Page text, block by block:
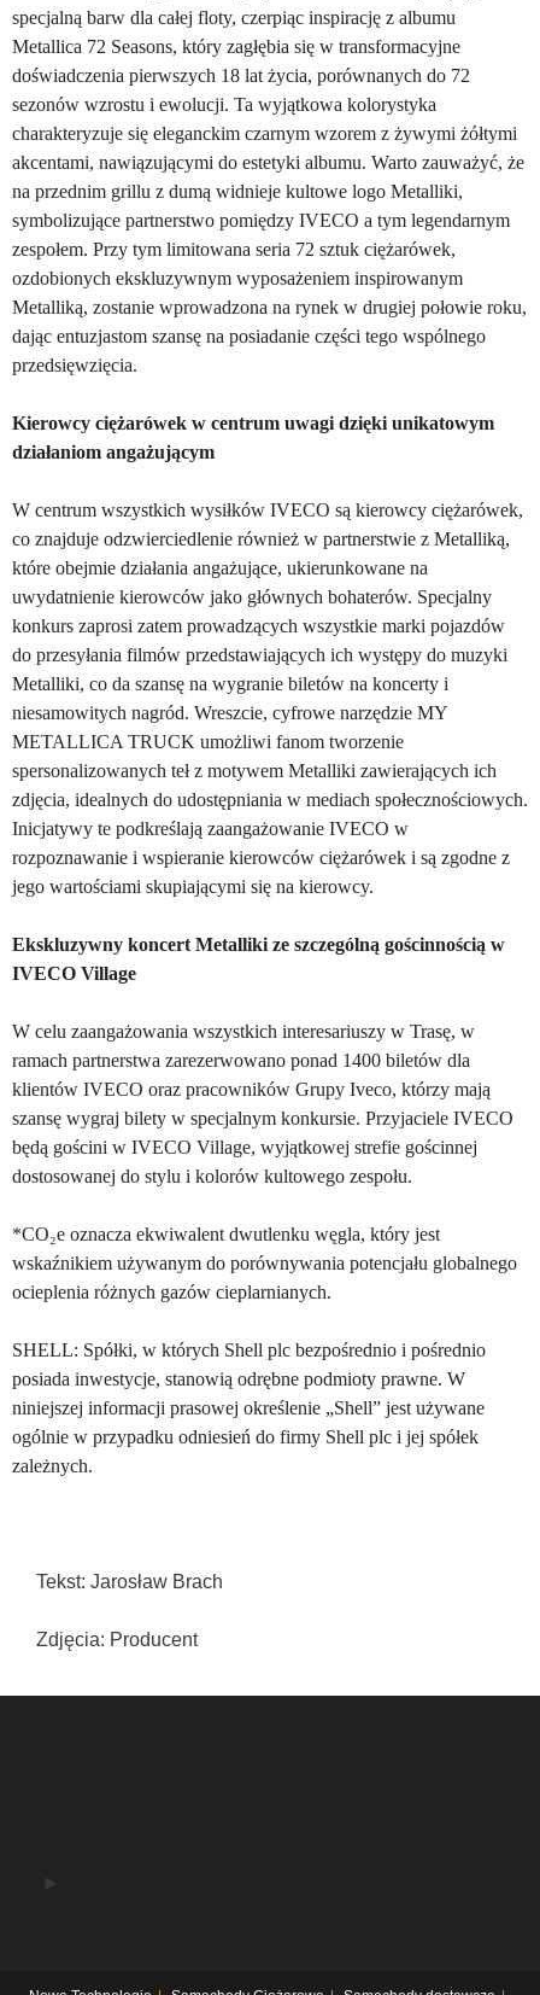
specjalną barw dla całej floty, czerpiąc inspirację z albumu
Metallica 72 Seasons, który zagłębia się w transformacyjne
doświadczenia pierwszych 18 lat życia, porównanych do 72
sezonów wzrostu i ewolucji. Ta wyjątkowa kolorystyka
charakteryzuje się eleganckim czarnym wzorem z żywymi żółtymi
akcentami, nawiązującymi do estetyki albumu. Warto zauważyć, że
na przednim grillu z dumą widnieje kultowe logo Metalliki,
symbolizujące partnerstwo pomiędzy IVECO a tym legendarnym
zespołem. Przy tym limitowana seria 72 sztuk ciężarówek,
ozdobionych ekskluzywnym wyposażeniem inspirowanym
Metalliką, zostanie wprowadzona na rynek w drugiej połowie roku,
dając entuzjastom szansę na posiadanie części tego wspólnego
przedsięwzięcia.
Kierowcy ciężarówek w centrum uwagi dzięki unikatowym
działaniom angażującym
W centrum wszystkich wysiłków IVECO są kierowcy ciężarówek,
co znajduje odzwierciedlenie również w partnerstwie z Metalliką,
które obejmie działania angażujące, ukierunkowane na
uwydatnienie kierowców jako głównych bohaterów. Specjalny
konkurs zaprosi zatem prowadzących wszystkie marki pojazdów
do przesyłania filmów przedstawiających ich występy do muzyki
Metalliki, co da szansę na wygranie biletów na koncerty i
niesamowitych nagród. Wreszcie, cyfrowe narzędzie MY
METALLICA TRUCK umożliwi fanom tworzenie
spersonalizowanych teł z motywem Metalliki zawierających ich
zdjęcia, idealnych do udostępniania w mediach społecznościowych.
Inicjatywy te podkreślają zaangażowanie IVECO w
rozpoznawanie i wspieranie kierowców ciężarówek i są zgodne z
jego wartościami skupiającymi się na kierowcy.
Ekskluzywny koncert Metalliki ze szczególną gościnnością w
IVECO Village
W celu zaangażowania wszystkich interesariuszy w Trasę, w
ramach partnerstwa zarezerwowano ponad 1400 biletów dla
klientów IVECO oraz pracowników Grupy Iveco, którzy mają
szansę wygraj bilety w specjalnym konkursie. Przyjaciele IVECO
będą gościni w IVECO Village, wyjątkowej strefie gościnnej
dostosowanej do stylu i kolorów kultowego zespołu.
*CO₂e oznacza ekwiwalent dwutlenku węgla, który jest
wskaźnikiem używanym do porównywania potencjału globalnego
ocieplenia różnych gazów cieplarnianych.
SHELL: Spółki, w których Shell plc bezpośrednio i pośrednio
posiada inwestycje, stanowią odrębne podmioty prawne. W
niniejszej informacji prasowej określenie „Shell” jest używane
ogólnie w przypadku odniesień do firmy Shell plc i jej spółek
zależnych.
Tekst: Jarosław Brach
Zdjęcia: Producent